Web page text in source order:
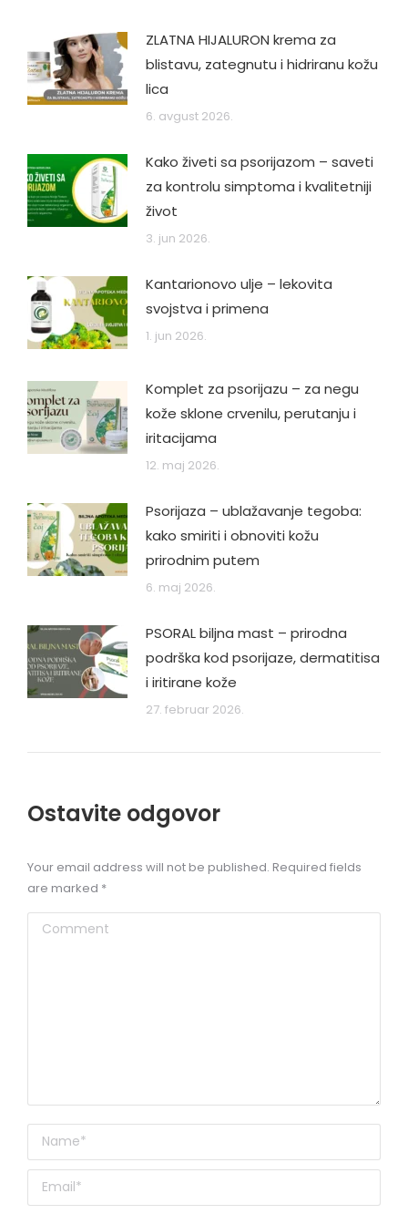
ZLATNA HIJALURON krema za
blistavu, zategnutu i hidriranu kožu
lica
6. avgust 2026.
Kako živeti sa psorijazom – saveti
za kontrolu simptoma i kvalitetniji
život
3. jun 2026.
Kantarionovo ulje – lekovita
svojstva i primena
1. jun 2026.
Komplet za psorijazu – za negu
kože sklone crvenilu, perutanju i
iritacijama
12. maj 2026.
Psorijaza – ublažavanje tegoba:
kako smiriti i obnoviti kožu
prirodnim putem
6. maj 2026.
PSORAL biljna mast – prirodna
podrška kod psorijaze, dermatitisa
i iritirane kože
27. februar 2026.
Ostavite odgovor
Your email address will not be published. Required fields
are marked *
Comment
Name *
Email *